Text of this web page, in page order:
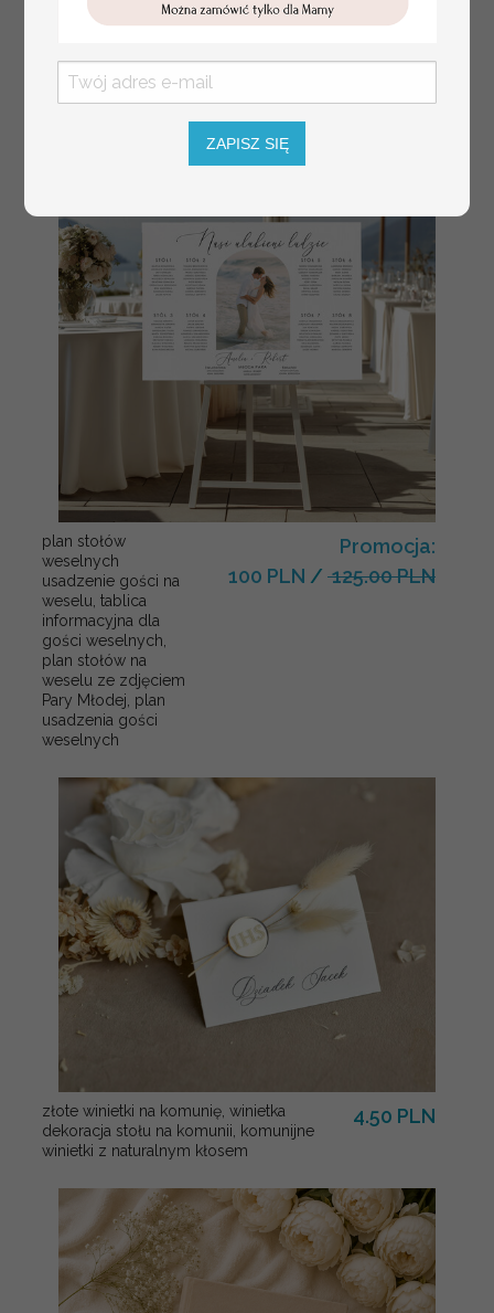
eleganckie numerki na
stoły weselne, tłoczone
dekoracja stołów
weselnych tłoczone
kwiaty
plan stołów
weselnych
usadzenie gości na
weselu, tablica
informacyjna dla
gości weselnych,
plan stołów na
weselu ze zdjęciem
Pary Młodej, plan
usadzenia gości
weselnych
Promocja:
100 PLN / 125.00 PLN
złote winietki na komunię, winietka
dekoracja stołu na komunii, komunijne
winietki z naturalnym kłosem
4.50 PLN
ZAPISZ SIĘ